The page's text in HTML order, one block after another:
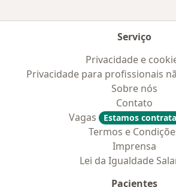
Serviço
Privacidade e
Privacidade para profissionais
Sobre nós
Contato
Vagas
Estamos
Termos e
Imprensa
Lei da Igualdade
Pacientes